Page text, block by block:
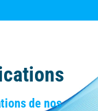
de nos